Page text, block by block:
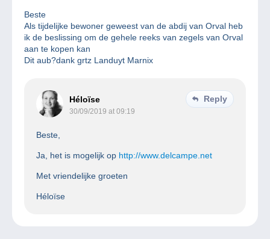
Beste
Als tijdelijke bewoner geweest van de abdij van Orval heb
ik de beslissing om de gehele reeks van zegels van Orval
aan te kopen kan
Dit aub?dank grtz Landuyt Marnix
Héloïse
30/09/2019 at 09:19
Reply
Beste,
Ja, het is mogelijk op http://www.delcampe.net
Met vriendelijke groeten
Héloïse